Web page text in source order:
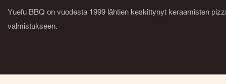
Yuefu BBQ on vuodesta 1999 lähtien keskittynyt keraamisten
valmistukseen.